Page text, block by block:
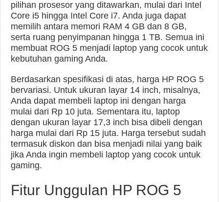
pilihan prosesor yang ditawarkan, mulai dari Intel
Core i5 hingga Intel Core i7. Anda juga dapat
memilih antara memori RAM 4 GB dan 8 GB,
serta ruang penyimpanan hingga 1 TB. Semua ini
membuat ROG 5 menjadi laptop yang cocok untuk
kebutuhan gaming Anda.
Berdasarkan spesifikasi di atas, harga HP ROG 5
bervariasi. Untuk ukuran layar 14 inch, misalnya,
Anda dapat membeli laptop ini dengan harga
mulai dari Rp 10 juta. Sementara itu, laptop
dengan ukuran layar 17,3 inch bisa dibeli dengan
harga mulai dari Rp 15 juta. Harga tersebut sudah
termasuk diskon dan bisa menjadi nilai yang baik
jika Anda ingin membeli laptop yang cocok untuk
gaming.
Fitur Unggulan HP ROG 5